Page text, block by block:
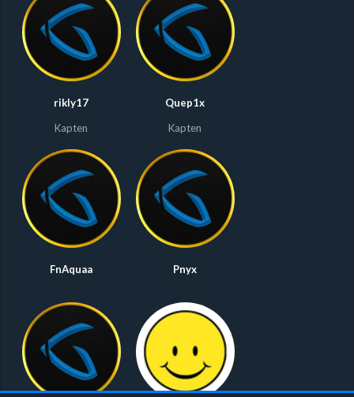
rikly17
Kapten
Quep1x
Kapten
FnAquaa Pnyx